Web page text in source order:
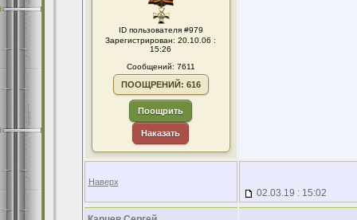
ID пользователя #979
Зарегистрирован: 20.10.06 :
15:26
Сообщений: 7611
ПООЩРЕНИЙ: 616
Поощрить
Наказать
Наверх
02.03.19 : 15:02